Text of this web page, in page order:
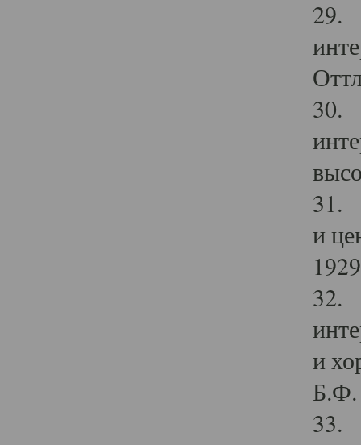
29.
30.
31.
и
32.
и
Б.Ф.
33.